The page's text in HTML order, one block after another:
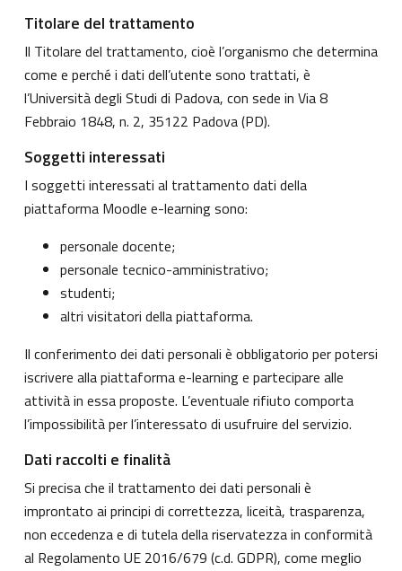
Titolare del trattamento
Il Titolare del trattamento, cioè l’organismo che determina
come e perché i dati dell’utente sono trattati, è
l’Università degli Studi di Padova, con sede in Via 8
Febbraio 1848, n. 2, 35122 Padova (PD).
Soggetti interessati
I soggetti interessati al trattamento dati della
piattaforma Moodle e-learning sono:
personale docente;
personale tecnico-amministrativo;
studenti;
altri visitatori della piattaforma.
Il conferimento dei dati personali è obbligatorio per potersi
iscrivere alla piattaforma e-learning e partecipare alle
attività in essa proposte. L’eventuale rifiuto comporta
l’impossibilità per l’interessato di usufruire del servizio.
Dati raccolti e finalità
Si precisa che il trattamento dei dati personali è
improntato ai principi di correttezza, liceità, trasparenza,
non eccedenza e di tutela della riservatezza in conformità
al Regolamento UE 2016/679 (c.d. GDPR), come meglio